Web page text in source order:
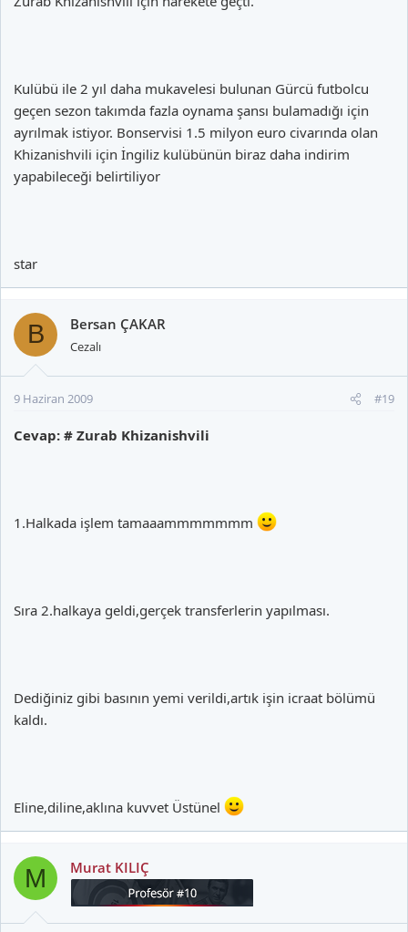
Kulübü ile 2 yıl daha mukavelesi bulunan Gürcü futbolcu
geçen sezon takımda fazla oynama şansı bulamadığı için
ayrılmak istiyor. Bonservisi 1.5 milyon euro civarında olan
Khizanishvili için İngiliz kulübünün biraz daha indirim
yapabileceği belirtiliyor
star
B Bersan ÇAKAR
Cezalı
9 Haziran 2009 #19
Cevap: # Zurab Khizanishvili
1.Halkada işlem tamaaammmmmmm
Sıra 2.halkaya geldi,gerçek transferlerin yapılması.
Dediğiniz gibi basının yemi verildi,artık işin icraat bölümü
kaldı.
Eline,diline,aklına kuvvet Üstünel
M Murat KILIÇ